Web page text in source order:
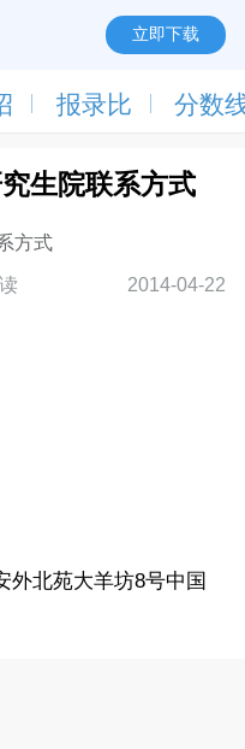
立即下载
报录比 分数
生院联系方式
方式
2014-04-22
北苑大羊坊8号中国